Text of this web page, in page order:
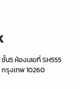
น5 ห้องเลขที่ SH555
รุงเทพ 10260